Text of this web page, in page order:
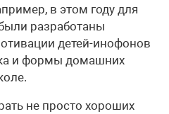
в этом году для
разработаны
детей-инофонов
и формы домашних
не просто хороших